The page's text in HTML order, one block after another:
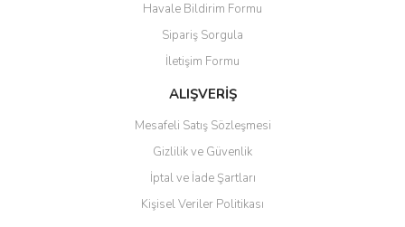
Havale Bildirim Formu
Sipariş Sorgula
İletişim Formu
ALIŞVERİŞ
Mesafeli Satış Sözleşmesi
Gizlilik ve Güvenlik
İptal ve İade Şartları
Kişisel Veriler Politikası